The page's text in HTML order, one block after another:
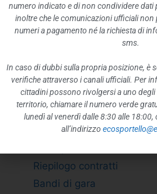
Tipologie di procedimento
Dichiarazioni sostitutive e
Provvedimenti organi
Provvedimenti dirigenti
CONTROLLI SULLE
BANDI DI GARA E
Riepilogo contratti
Bandi di gara
numero indicato e di non condividere
inoltre che le comunicazioni ufficiali non
numeri a pagamento né la richiesta di
sms.
In caso di dubbi sulla propria posizione, è
verifiche attraverso i canali ufficiali. Per
cittadini possono rivolgersi a uno
territorio, chiamare il numero verde
lunedì al venerdì dalle 8:30 alle 18:00,
all’indirizzo